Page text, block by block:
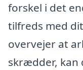
forskel i det
tilfreds med
overvejer at
skrædder,